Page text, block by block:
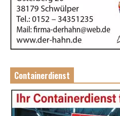
Containerdienst